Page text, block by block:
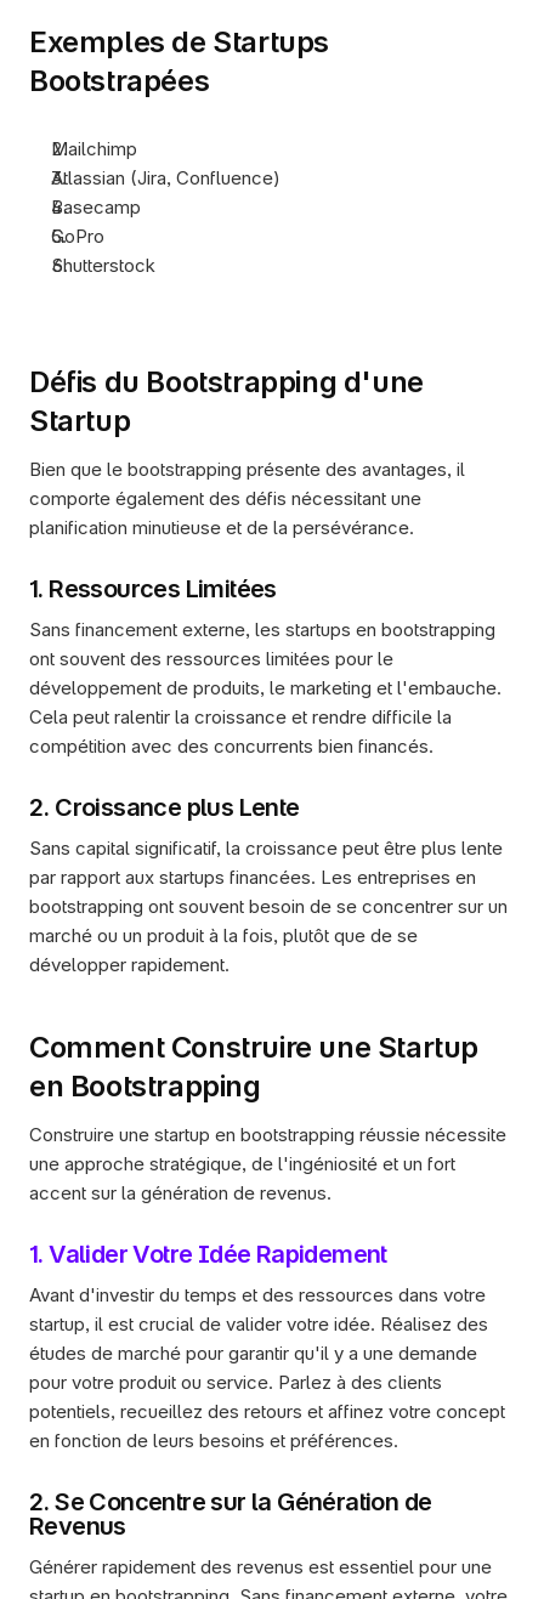
Exemples de Startups
Bootstrapées
Mailchimp
Atlassian (Jira, Confluence)
Basecamp
GoPro
Shutterstock
Défis du Bootstrapping d'une
Startup
Bien que le bootstrapping présente des avantages, il
comporte également des défis nécessitant une
planification minutieuse et de la persévérance.
1. Ressources Limitées
Sans financement externe, les startups en bootstrapping
ont souvent des ressources limitées pour le
développement de produits, le marketing et l'embauche.
Cela peut ralentir la croissance et rendre difficile la
compétition avec des concurrents bien financés.
2. Croissance plus Lente
Sans capital significatif, la croissance peut être plus lente
par rapport aux startups financées. Les entreprises en
bootstrapping ont souvent besoin de se concentrer sur un
marché ou un produit à la fois, plutôt que de se
développer rapidement.
Comment Construire une Startup
en Bootstrapping
Construire une startup en bootstrapping réussie nécessite
une approche stratégique, de l'ingéniosité et un fort
accent sur la génération de revenus.
1. Valider Votre Idée Rapidement
Avant d'investir du temps et des ressources dans votre
startup, il est crucial de valider votre idée. Réalisez des
études de marché pour garantir qu'il y a une demande
pour votre produit ou service. Parlez à des clients
potentiels, recueillez des retours et affinez votre concept
en fonction de leurs besoins et préférences.
2. Se Concentre sur la Génération de
Revenus
Générer rapidement des revenus est essentiel pour une